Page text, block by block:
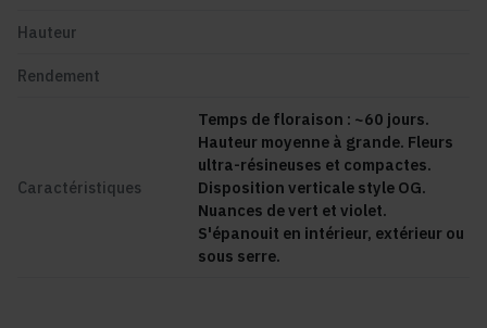
Hauteur
Rendement
Caractéristiques
Temps de floraison : ~60 jours.
Hauteur moyenne à grande. Fleurs
ultra-résineuses et compactes.
Disposition verticale style OG.
Nuances de vert et violet.
S'épanouit en intérieur, extérieur ou
sous serre.